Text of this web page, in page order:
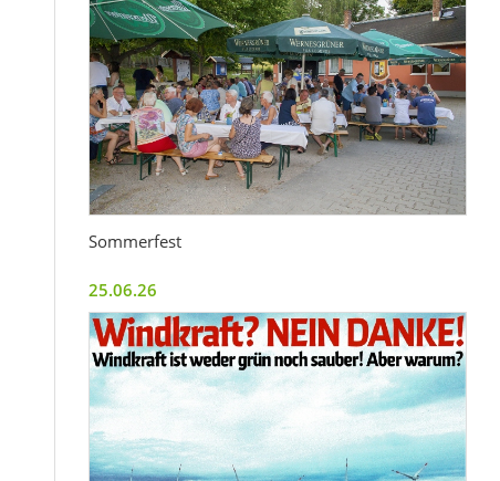
Sommerfest
25.06.26